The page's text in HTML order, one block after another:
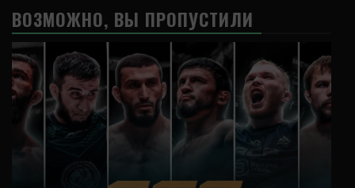
ВОЗМОЖНО, ВЫ ПРОПУСТИЛИ